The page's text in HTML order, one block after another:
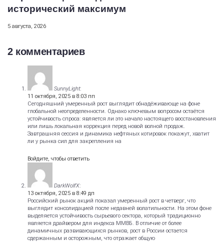
исторический максимум
5 августа, 2026
2 комментариев
SunnyLight:
11 октября, 2025 в 8:03 пп
Сегодняшний умеренный рост выглядит обнадёживающе на фоне
глобальной неопределенности. Однако ключевым вопросом остаётся
устойчивость спроса: является ли это начало настоящего восстановления
или лишь локальная коррекция перед новой волной продаж.
Завтрашняя сессия и динамика нефтяных котировок покажут, хватит
ли у рынка сил для закрепления на
Войдите, чтобы ответить
DarkWolfX:
13 октября, 2025 в 8:49 дп
Российский рынок акций показал умеренный рост в четверг, что
выглядит консолидацией после недавней волатильности. На этом фоне
выделяется устойчивость сырьевого сектора, который традиционно
является драйвером для индекса ММВБ. В отличие от более
динамичных развивающихся рынков, рост в России остается
сдержанным и осторожным, что отражает общую